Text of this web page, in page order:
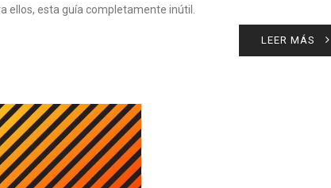
ellos, esta guía completamente inútil.
LEER MÁS